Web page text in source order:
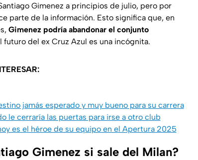
Gimenez a principios de julio, pero por
parte de la información. Esto significa que, en
Gimenez podría abandonar el conjunto
futuro del ex Cruz Azul es una incógnita.
jamás esperado y muy bueno para su carrera
le cerraría las puertas para irse a otro club
es el héroe de su equipo en el Apertura 2025
Gimenez si sale del Milan?